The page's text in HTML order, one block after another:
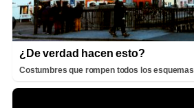
¿De verdad hacen esto?
Costumbres que rompen todos los esquemas